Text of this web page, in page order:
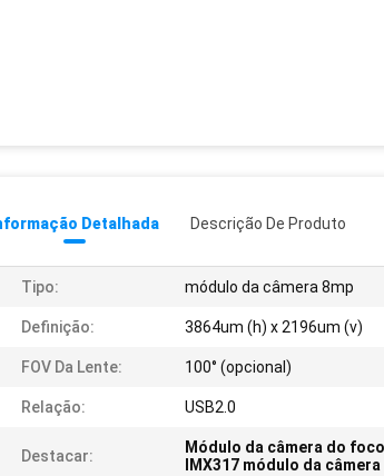
Detalhada Descrição De Produto
Tipo: módulo da câmera 8mp
Definição: 3864um (h) x 2196um (v)
FOV Da Lente: 100° (opcional)
Relação: USB2.0
Destacar: Módulo da câmera do
IMX317 módulo da